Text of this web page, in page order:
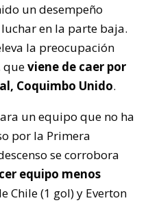
un desempeño
en la parte baja.
la preocupación
queviene de caer por
Coquimbo Unido.
un equipo que no ha
por la Primera
se corrobora
equipo menos
Chile (1 gol) y Everton